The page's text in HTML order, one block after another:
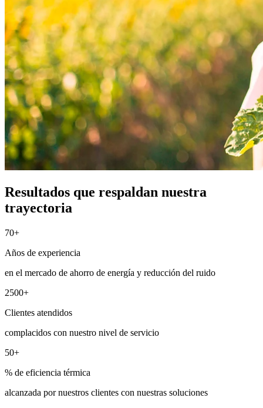
Resultados que respaldan nuestra
trayectoria
70+
Años de experiencia
en el mercado de ahorro de energía y reducción del ruido
2500+
Clientes atendidos
complacidos con nuestro nivel de servicio
50+
% de eficiencia térmica
alcanzada por nuestros clientes con nuestras soluciones